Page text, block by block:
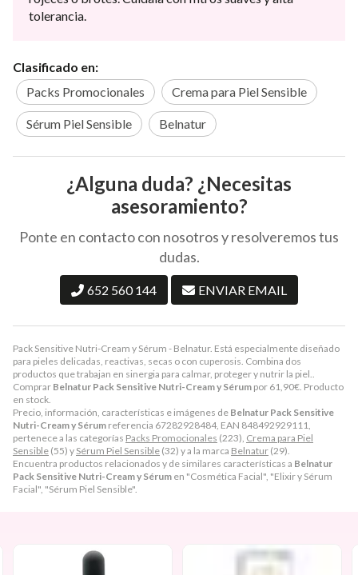
Pack Sensitive Nutri-Cream y Sérum - Belnatur. Está especialmente diseñado
para pieles delicadas, reactivas, secas o con cuperosis. Combina dos
productos que trabajan en sinergia para calmar, proteger y nutrir la piel..
Comprar Belnatur Pack Sensitive Nutri-Cream y Sérum por 61,90€ . Producto
en stock.
Precio, información, características e imágenes de Belnatur Pack Sensitive
Nutri-Cream y Sérum referencia 67282928484, EAN 848492929111,
pertenece a las categorías Packs Promocionales (223), Crema para Piel
Sensible (55) y Sérum Piel Sensible (32) y a la marca Belnatur (29).
Encuentra productos relacionados y de similares características a Belnatur
Pack Sensitive Nutri-Cream y Sérum en "Cosmética Facial", "Elixir y Sérum
Facial", "Sérum Piel Sensible".
tolerancia.
Clasificado en:
Packs Promocionales
Crema para Piel Sensible
Sérum Piel Sensible Belnatur
¿Alguna duda? ¿Necesitas
asesoramiento?
Ponte en contacto con nosotros y resolveremos tus
dudas.
652 560 144 ENVIAR EMAIL